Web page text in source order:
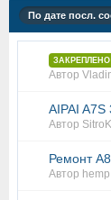
По дате посл.
ЗАКРЕПЛЕНО
Автор
AIPAI A7S
Автор
Ремонт
Автор hemp